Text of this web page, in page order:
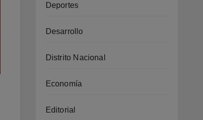
Deportes
Desarrollo
Distrito Nacional
Economía
Editorial